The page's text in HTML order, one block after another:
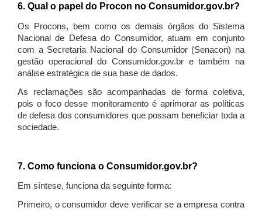
6. Qual o papel do Procon no Consumidor.gov.br?
Os Procons, bem como os demais órgãos do Sistema
Nacional de Defesa do Consumidor, atuam em conjunto
com a Secretaria Nacional do Consumidor (Senacon) na
gestão operacional do Consumidor.gov.br e também na
análise estratégica de sua base de dados.
As reclamações são acompanhadas de forma coletiva,
pois o foco desse monitoramento é aprimorar as políticas
de defesa dos consumidores que possam beneficiar toda a
sociedade.
7. Como funciona o Consumidor.gov.br?
Em síntese, funciona da seguinte forma:
Primeiro, o consumidor deve verificar se a empresa contra